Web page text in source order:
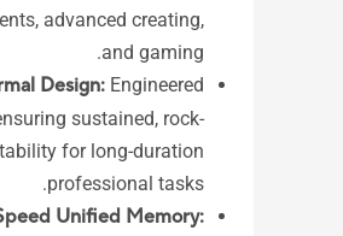
advanced creating,
and gaming.​
Design: Engineered
sustained, rock-
for long-duration
professional tasks.
Unified Memory: